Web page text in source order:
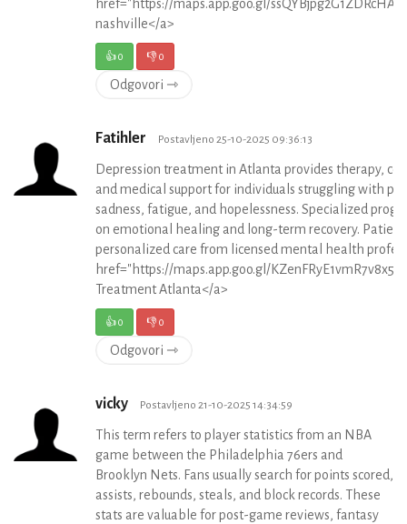
href="https://maps.app.goo.gl/
nashville</a>
👍0 👎0
Odgovori ⇾
Fatihler Postavljeno 25-10-2025 09:36:13
Depression treatment in Atlanta provides therapy,
and medical support for individuals struggling with
sadness, fatigue, and hopelessness. Specialized
on emotional healing and long-term recovery.
personalized care from licensed mental health
href="https://maps.app.goo.gl/
Treatment Atlanta</a>
👍0 👎0
Odgovori ⇾
vicky Postavljeno 21-10-2025 14:34:59
This term refers to player statistics from an NBA
game between the Philadelphia 76ers and
Brooklyn Nets. Fans usually search for points scored,
assists, rebounds, steals, and block records. These
stats are valuable for post-game reviews, fantasy